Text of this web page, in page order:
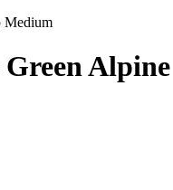
Medium